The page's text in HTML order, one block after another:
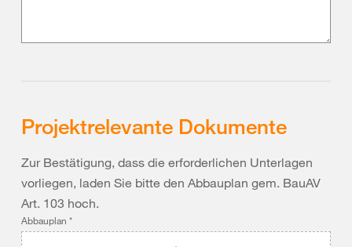
Projektrelevante Dokumente
Zur Bestätigung, dass die erforderlichen Unterlagen
vorliegen, laden Sie bitte den Abbauplan gem. BauAV
Art. 103 hoch.
Abbauplan *